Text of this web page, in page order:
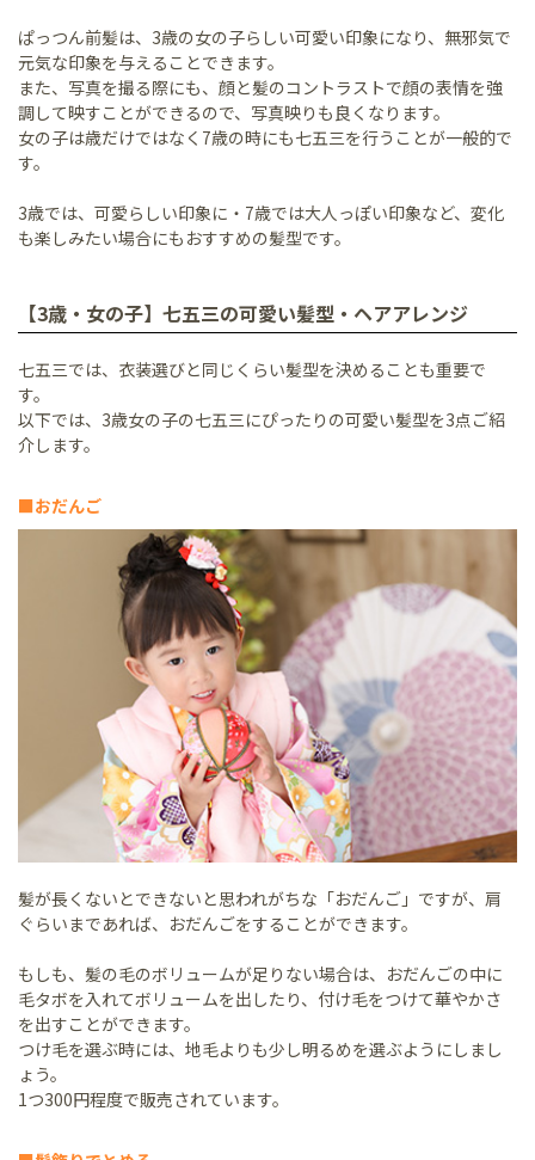
ぱっつん前髪は、3歳の女の子らしい可愛い印象になり、無邪気で
元気な印象を与えることできます。
また、写真を撮る際にも、顔と髪のコントラストで顔の表情を強
調して映すことができるので、写真映りも良くなります。
女の子は歳だけではなく7歳の時にも七五三を行うことが一般的で
す。
3歳では、可愛らしい印象に・7歳では大人っぽい印象など、変化
も楽しみたい場合にもおすすめの髪型です。
【3歳・女の子】七五三の可愛い髪型・ヘアアレンジ
七五三では、衣装選びと同じくらい髪型を決めることも重要で
す。
以下では、3歳女の子の七五三にぴったりの可愛い髪型を3点ご紹
介します。
■おだんご
髪が長くないとできないと思われがちな「おだんご」ですが、肩
ぐらいまであれば、おだんごをすることができます。
もしも、髪の毛のボリュームが足りない場合は、おだんごの中に
毛タボを入れてボリュームを出したり、付け毛をつけて華やかさ
を出すことができます。
つけ毛を選ぶ時には、地毛よりも少し明るめを選ぶようにしまし
ょう。
1つ300円程度で販売されています。